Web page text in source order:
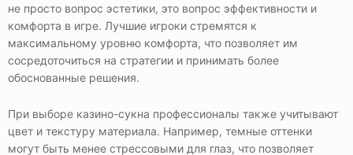
не просто вопрос эстетики, это вопрос эффективности и
комфорта в игре. Лучшие игроки стремятся к
максимальному уровню комфорта, что позволяет им
сосредоточиться на стратегии и принимать более
обоснованные решения.
При выборе казино-сукна профессионалы также учитывают
цвет и текстуру материала. Например, темные оттенки
могут быть менее стрессовыми для глаз, что позволяет